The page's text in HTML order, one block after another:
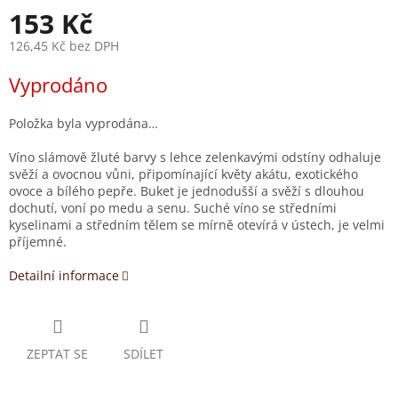
153 Kč
126,45 Kč bez DPH
cena:
Vyprodáno
Položka byla vyprodána…
Víno slámově žluté barvy s lehce zelenkavými odstíny odhaluje
svěží a ovocnou vůni, připomínající květy akátu, exotického
ovoce a bílého pepře. Buket je jednodušší a svěží s dlouhou
dochutí, voní po medu a senu. Suché víno se středními
kyselinami a středním tělem se mírně otevírá v ústech, je velmi
příjemné.
Detailní informace
ZEPTAT SE SDÍLET